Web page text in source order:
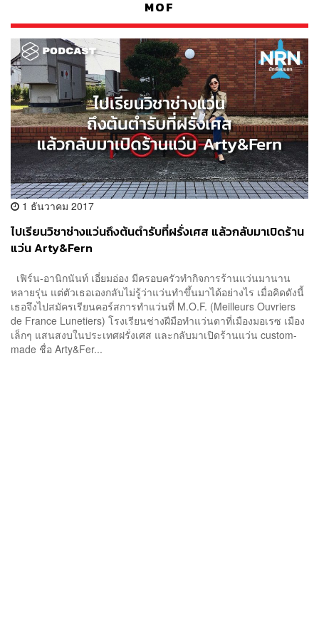
MOF
1 ธันวาคม 2017
ไปเรียนวิชาช่างแว่นถึงต้นตำรับที่ฝรั่งเศส แล้วกลับมาเปิดร้าน
แว่น Arty&Fern
เฟิร์น-อานิกนันท์ เอี่ยมอ่อง มีครอบครัวทำกิจการร้านแว่นมานาน
หลายรุ่น แต่ตัวเธอเองกลับไม่รู้ว่าแว่นทำขึ้นมาได้อย่างไร เมื่อคิดดังนี้
เธอจึงไปสมัครเรียนคอร์สการทำแว่นที่ M.O.F. (Meilleurs Ouvriers
de France Lunetiers) โรงเรียนช่างฝีมือทำแว่นตาที่เมืองมอเรซ เมือง
เล็กๆ แสนสงบในประเทศฝรั่งเศส และกลับมาเปิดร้านแว่น custom-
made ชื่อ Arty&Fer...